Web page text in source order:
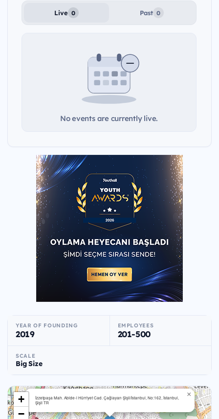
Live 0 Past 0
No events are currently live.
YEAR OF FOUNDING
2019
EMPLOYEES
201-500
SCALE
Big Size
İzzetpaşa Mah. Abide-i Hürriyet Cad. Çağlayan Şişli/İstanbul, No:162, İstanbul,
Şişli TR
×
+
−